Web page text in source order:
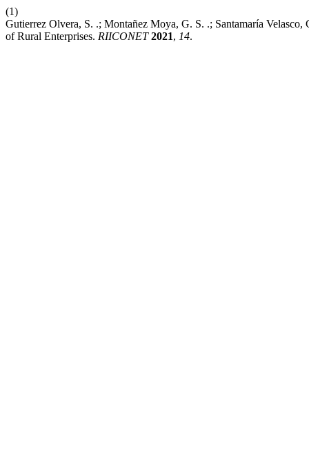
(1)
Gutierrez Olvera, S. .; Montañez Moya, G. S. .; Santamaría
of Rural Enterprises. RIICONET 2021, 14.